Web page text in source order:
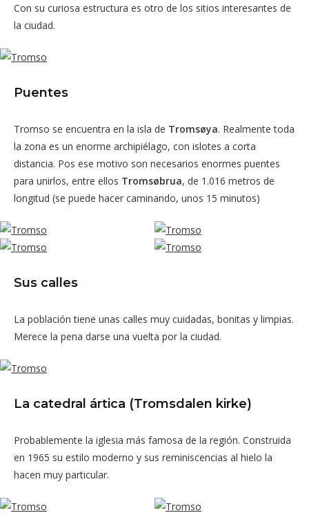
Con su curiosa estructura es otro de los sitios interesantes de
la ciudad.
Puentes
Tromso se encuentra en la isla de Tromsøya. Realmente toda
la zona es un enorme archipiélago, con islotes a corta
distancia. Pos ese motivo son necesarios enormes puentes
para unirlos, entre ellos Tromsøbrua, de 1.016 metros de
longitud (se puede hacer caminando, unos 15 minutos)
Sus calles
La población tiene unas calles muy cuidadas, bonitas y limpias.
Merece la pena darse una vuelta por la ciudad.
La catedral ártica (Tromsdalen kirke)
Probablemente la iglesia más famosa de la región. Construida
en 1965 su estilo moderno y sus reminiscencias al hielo la
hacen muy particular.